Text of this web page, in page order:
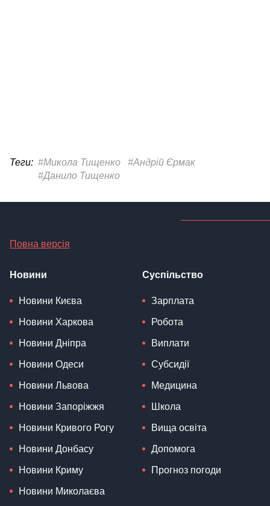
Теги: #Микола Тищенко
#Андрій Єрмак
#Данило Тищенко
Повна версія
Новини
Новини Києва
Новини Харкова
Новини Дніпра
Новини Одеси
Новини Львова
Новини Запоріжжя
Новини Кривого Рогу
Новини Донбасу
Новини Криму
Новини Миколаєва
Суспільство
Зарплата
Робота
Виплати
Субсидії
Медицина
Школа
Вища освіта
Допомога
Прогноз погоди